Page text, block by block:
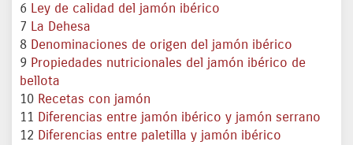
6 Ley de calidad del jamón ibérico
7 La Dehesa
8 Denominaciones de origen del jamón ibérico
9 Propiedades nutricionales del jamón ibérico de
bellota
10 Recetas con jamón
11 Diferencias entre jamón ibérico y jamón serrano
12 Diferencias entre paletilla y jamón ibérico